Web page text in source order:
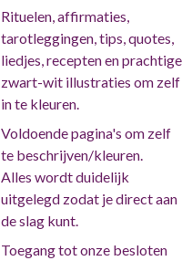
Rituelen, affirmaties,
tarotleggingen, tips, quotes,
liedjes, recepten en prachtige
zwart-wit illustraties om zelf
in te kleuren.
Voldoende pagina's om zelf
te beschrijven/kleuren.
Alles wordt duidelijk
uitgelegd zodat je direct aan
de slag kunt.
Toegang tot onze besloten